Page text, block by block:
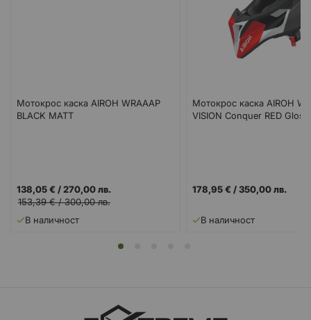
Мотокрос каска AIROH WRAAAP
BLACK MATT
138,05 € /270,00 лв.
153,39 €/300,00 лв.
В наличност
Мотокрос каска AIROH
VISION Conquer RED Gloss
178,95 € /350,00 лв.
В наличност